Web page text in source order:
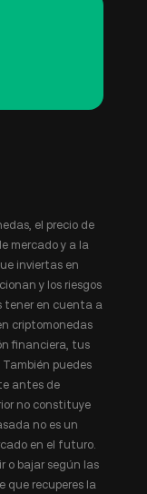
el precio de
mercado y a la
inviertas en
y los riesgos
tener en cuenta a
criptomonedas
financiera, tus
puedes
antes de
no constituye
no es un
en el futuro.
o bajar según las
que recuperes la